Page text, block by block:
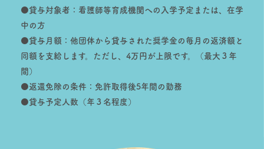
●貸与対象者：看護師等育成機関への入学予定または、在学
中の方
●貸与月額：他団体から貸与された奨学金の毎月の返済額と
同額を支給します。ただし、4万円が上限です。（最大３年
間）
●返還免除の条件：免許取得後5年間の勤務
●貸与予定人数（年３名程度）